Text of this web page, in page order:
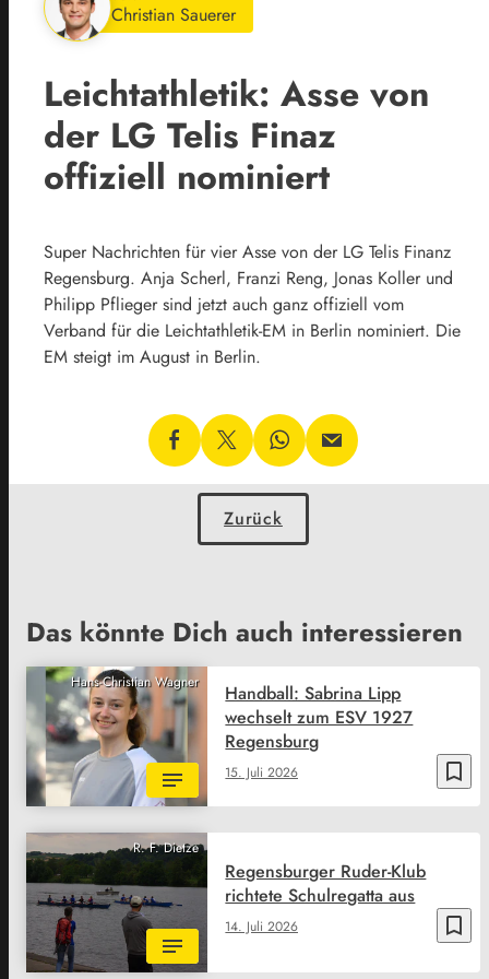
Christian Sauerer
Leichtathletik: Asse von
der LG Telis Finaz
offiziell nominiert
Super Nachrichten für vier Asse von der LG Telis Finanz
Regensburg. Anja Scherl, Franzi Reng, Jonas Koller und
Philipp Pflieger sind jetzt auch ganz offiziell vom
Verband für die Leichtathletik-EM in Berlin nominiert. Die
EM steigt im August in Berlin.
Zurück
Das könnte Dich auch interessieren
Hans-Christian Wagner
bookmark_border
15. Juli 2026
Handball: Sabrina Lipp
wechselt zum ESV 1927
Regensburg
R. F. Dietze
bookmark_border
14. Juli 2026
Regensburger Ruder-Klub
richtete Schulregatta aus